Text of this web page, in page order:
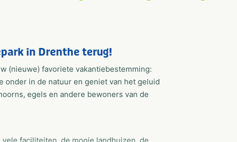
in Drenthe terug!
(nieuwe) favoriete vakantiebestemming:
onder in de natuur en geniet van het geluid
egels en andere bewoners van de